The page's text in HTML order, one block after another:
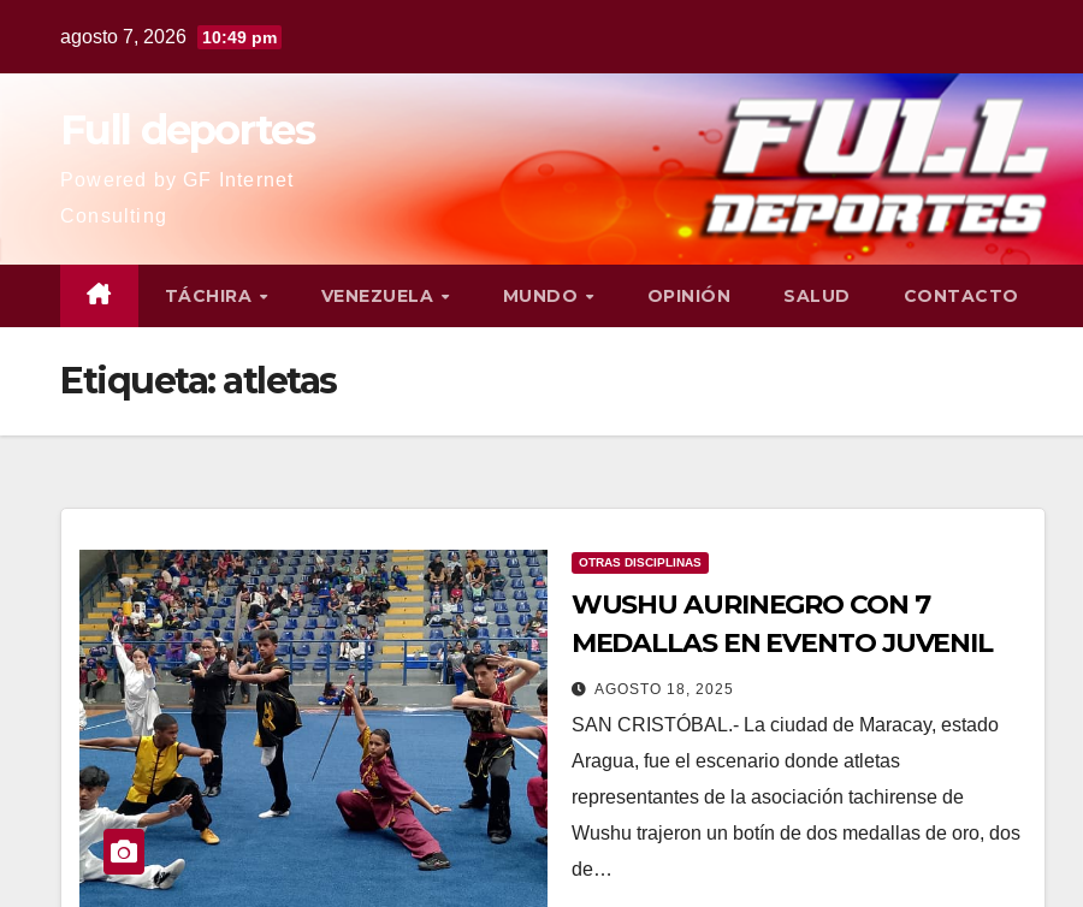
agosto 7, 2026 10:49 pm
Full deportes
Powered by GF Internet
Consulting
TÁCHIRA VENEZUELA MUNDO OPINIÓN SALUD CONTACTO
Etiqueta:atletas
OTRAS DISCIPLINAS
WUSHU AURINEGRO CON 7
MEDALLAS EN EVENTO JUVENIL
AGOSTO 18, 2025
SAN CRISTÓBAL.- La ciudad de Maracay, estado
Aragua, fue el escenario donde atletas
representantes de la asociación tachirense de
Wushu trajeron un botín de dos medallas de oro, dos
de…